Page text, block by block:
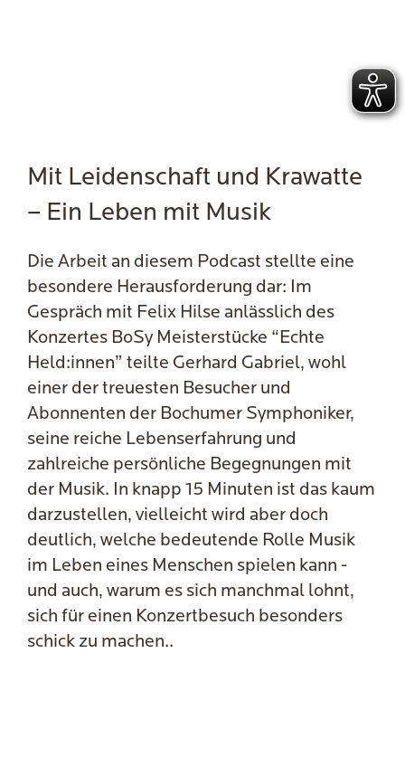
Mit Leidenschaft und Krawatte
– Ein Leben mit Musik
Die Arbeit an diesem Podcast stellte eine
besondere Herausforderung dar: Im
Gespräch mit Felix Hilse anlässlich des
Konzertes BoSy Meisterstücke “Echte
Held:innen” teilte Gerhard Gabriel, wohl
einer der treuesten Besucher und
Abonnenten der Bochumer Symphoniker,
seine reiche Lebenserfahrung und
zahlreiche persönliche Begegnungen mit
der Musik. In knapp 15 Minuten ist das kaum
darzustellen, vielleicht wird aber doch
deutlich, welche bedeutende Rolle Musik
im Leben eines Menschen spielen kann -
und auch, warum es sich manchmal lohnt,
sich für einen Konzertbesuch besonders
schick zu machen..